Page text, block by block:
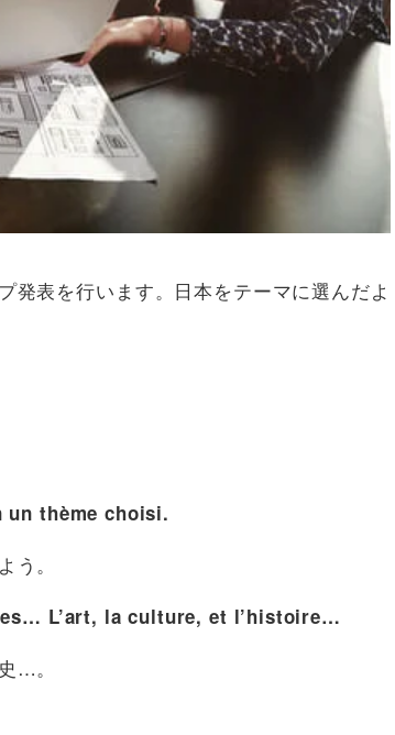
発表を行います。日本をテーマに選んだよ
un thème choisi.
。
L’art, la culture, et l’histoire…
…。